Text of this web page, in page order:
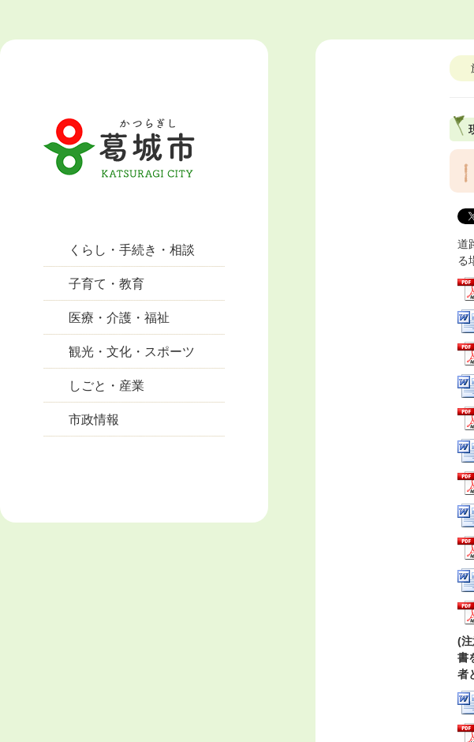
くらし・手続き・相談
子育て・教育
医療・介護・福祉
観光・文化・スポーツ
しごと・産業
市政情報
道
る
(
書
者